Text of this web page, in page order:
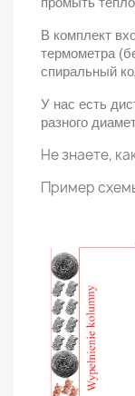
В комплект
термометра
спиральный
У нас есть
разного
Не знаете,
Пример